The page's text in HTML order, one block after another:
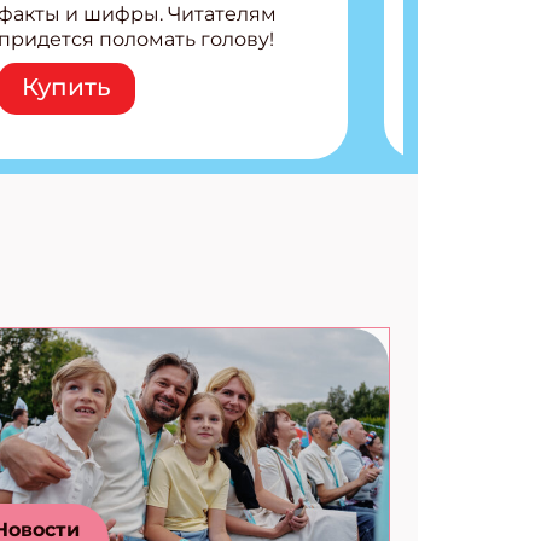
и шифры. Читателям
придется поломать голову!
Внутри: Шифры и
расшифровки Плетем
запутанные поделки
коды 3 комикса
Купить